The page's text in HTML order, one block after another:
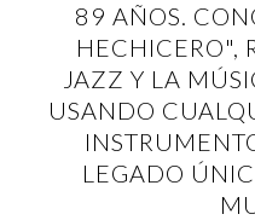
89 AÑOS.
HECHICERO",
JAZZ Y LA
USANDO
LEGADO